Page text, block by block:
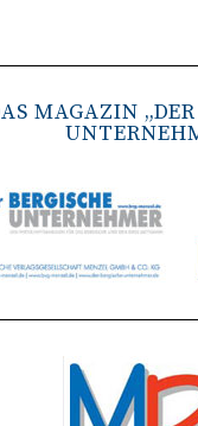
stärkt
trainieren
der Feuerwehr
funktioniert die
Welche
Zeitdruck getroffen
geschützt
der Stadt
Im Mittelpunkt der
am Institut der
MAGAZIN